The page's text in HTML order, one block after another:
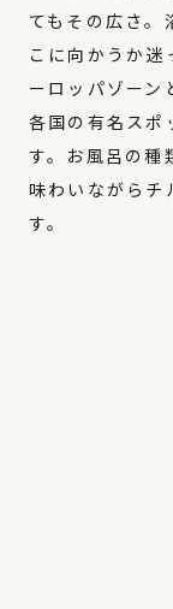
てもその広さ。
こに向かうか迷
ーロッパゾーン
各国の有名スポ
す。お風呂の種
味わいながらチ
す。